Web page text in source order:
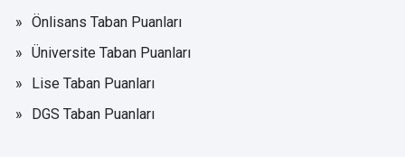
Önlisans Taban Puanları
Üniversite Taban Puanları
Lise Taban Puanları
DGS Taban Puanları